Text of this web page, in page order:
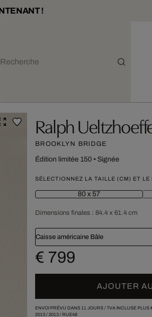
!
Ralph
BROOKLYN BRIDGE
Édition limitée 150• Signée
SÉLECTIONNEZ LA TAILLE (CM) ET LE
80 x 57
Dimensions finales : 84.4 x 61.4 cm
Caisse américaine Bâle
€ 799
AJOUTER
ENVOI PRÉVU DANS 11 JOURS / TVA INCLUSE PLUS
2013/ 2013/ RUE48